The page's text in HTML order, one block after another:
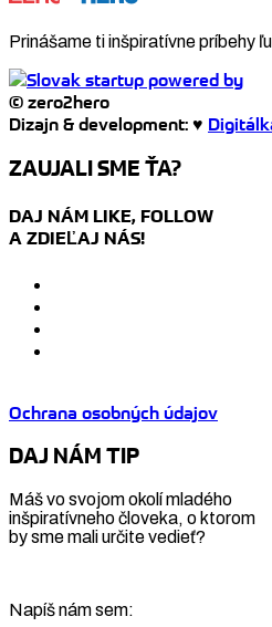
Prinášame ti inšpiratívne príbehy
© zero2hero
Dizajn & development: ♥
ZAUJALI SME ŤA?
DAJ NÁM LIKE, FOLLOW
A ZDIEĽAJ NÁS!
Ochrana osobných údajov
DAJ NÁM TIP
Máš vo svojom okolí mladého
inšpiratívneho človeka, o ktorom
by sme mali určite vedieť?
Napíš nám sem: